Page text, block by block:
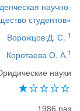
научно-
студентов»
Ворожцов Д. С. 1
Коротаева О. А.1
науки
1986 раз